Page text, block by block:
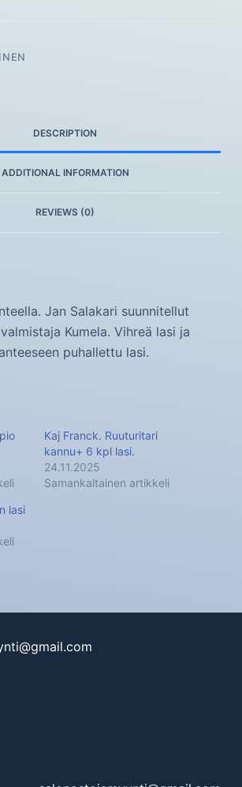
DESCRIPTION
ADDITIONAL INFORMATION
REVIEWS (0)
Jan Salakari suunnitellut
Kumela. Vihreä lasi ja
puhallettu lasi.
Kaj Franck. Ruuturitari
kannu+ 6 kpl lasi.
24.11.2025
Samankaltainen artikkeli
lasi